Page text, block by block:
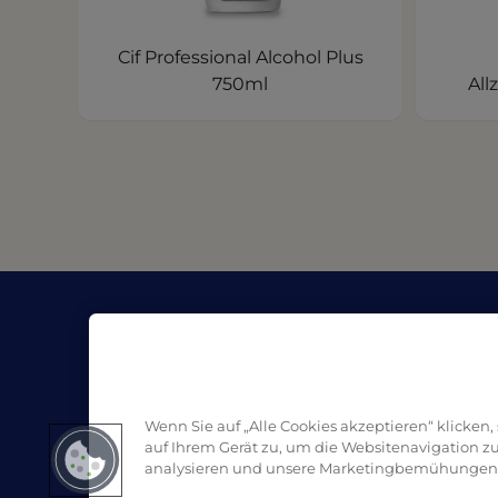
Cif Professional Alcohol Plus
750ml
KontaktWenn Sie auf „Alle Cookies akzeptieren“
auf Ihrem Gerät zu, um die Websitenavigation
analysieren und unsere